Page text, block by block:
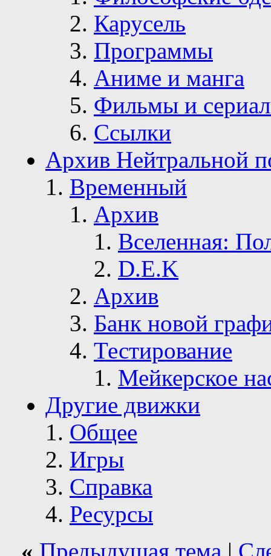
Карусель
Программы
Аниме и манга
Фильмы и
Ссылки
Архив Нейтральной
Временный
Архив
Вселенная:
D.E.K
Архив
Банк новой
Тестирование
Мейкерское
Другие движки
Общее
Игры
Справка
Ресурсы
« Предыдущая тема |